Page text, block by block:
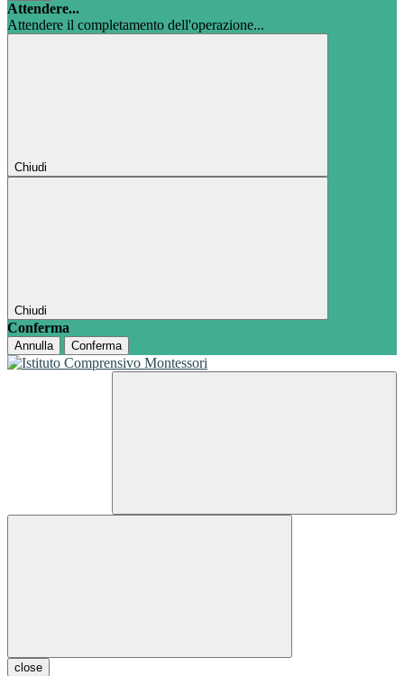
Attendere...
Attendere il completamento dell'operazione...
Chiudi
Chiudi
Conferma
Annulla Conferma
close